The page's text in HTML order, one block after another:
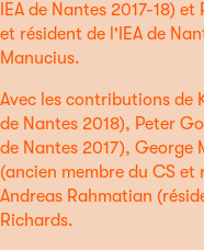
IEA de Nantes 2017-18)
et résident de l'IEA de
Manucius.
Avec les contributions de
de Nantes 2018), Peter
de Nantes 2017), George
(ancien membre du CS et
Andreas Rahmatian
Richards.